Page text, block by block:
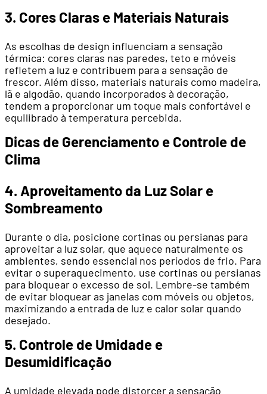
3. Cores Claras e Materiais Naturais
As escolhas de design influenciam a sensação
térmica: cores claras nas paredes, teto e móveis
refletem a luz e contribuem para a sensação de
frescor. Além disso, materiais naturais como madeira,
lã e algodão, quando incorporados à decoração,
tendem a proporcionar um toque mais confortável e
equilibrado à temperatura percebida.
Dicas de Gerenciamento e Controle de
Clima
4. Aproveitamento da Luz Solar e
Sombreamento
Durante o dia, posicione cortinas ou persianas para
aproveitar a luz solar, que aquece naturalmente os
ambientes, sendo essencial nos períodos de frio. Para
evitar o superaquecimento, use cortinas ou persianas
para bloquear o excesso de sol. Lembre-se também
de evitar bloquear as janelas com móveis ou objetos,
maximizando a entrada de luz e calor solar quando
desejado.
5. Controle de Umidade e
Desumidificação
A umidade elevada pode distorcer a sensação